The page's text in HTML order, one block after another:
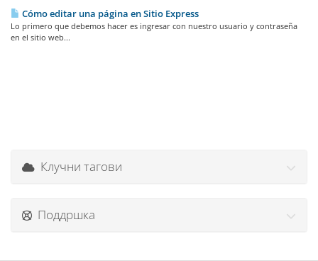
Cómo editar una página en Sitio Express
Lo primero que debemos hacer es ingresar con nuestro usuario y contraseña
en el sitio web...
Клучни тагови
Поддршка